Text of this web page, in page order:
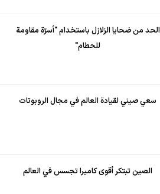
الحد من ضحايا الزلازل باستخدام "أسرّة مقاومة
للحطام"
سعي صيني لقيادة العالم في مجال الروبوتات
الصين تبتكر أقوى كاميرا تجسس في العالم